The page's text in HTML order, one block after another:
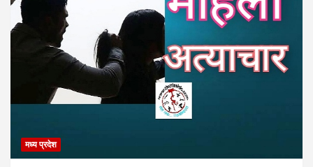
मध्य प्रदेश